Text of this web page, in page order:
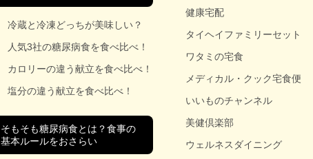
冷蔵と冷凍どっちが美味しい？
人気3社の糖尿病食を食べ比べ！
カロリーの違う献立を食べ比べ！
塩分の違う献立を食べ比べ！
そもそも糖尿病食とは？食事の
基本ルールをおさらい
健康宅配
タイヘイファミリーセット
ワタミの宅食
メディカル・クック宅食便
いいものチャンネル
美健倶楽部
ウェルネスダイニング